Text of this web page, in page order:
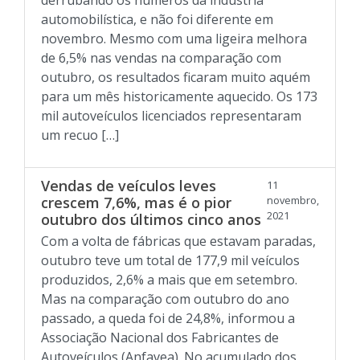
automobilística, e não foi diferente em
novembro. Mesmo com uma ligeira melhora
de 6,5% nas vendas na comparação com
outubro, os resultados ficaram muito aquém
para um mês historicamente aquecido. Os 173
mil autoveículos licenciados representaram
um recuo […]
Vendas de veículos leves
crescem 7,6%, mas é o pior
outubro dos últimos cinco anos
11
novembro,
2021
Com a volta de fábricas que estavam paradas,
outubro teve um total de 177,9 mil veículos
produzidos, 2,6% a mais que em setembro.
Mas na comparação com outubro do ano
passado, a queda foi de 24,8%, informou a
Associação Nacional dos Fabricantes de